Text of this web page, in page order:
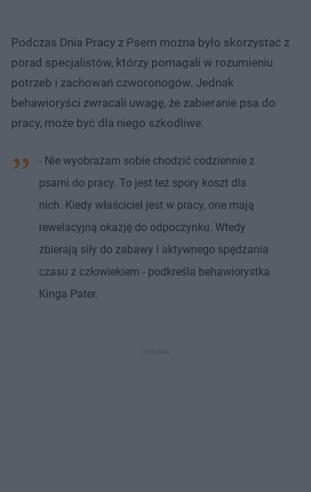
Podczas Dnia Pracy z Psem można było skorzystać z
porad specjalistów, którzy pomagali w rozumieniu
potrzeb i zachowań czworonogów. Jednak
behawioryści zwracali uwagę, że zabieranie psa do
pracy, może być dla niego szkodliwe.
- Nie wyobrażam sobie chodzić codziennie z
psami do pracy. To jest też spory koszt dla
nich. Kiedy właściciel jest w pracy, one mają
rewelacyjną okazję do odpoczynku. Wtedy
zbierają siły do zabawy i aktywnego spędzania
czasu z człowiekiem - podkreśla behawiorystka
Kinga Pater.